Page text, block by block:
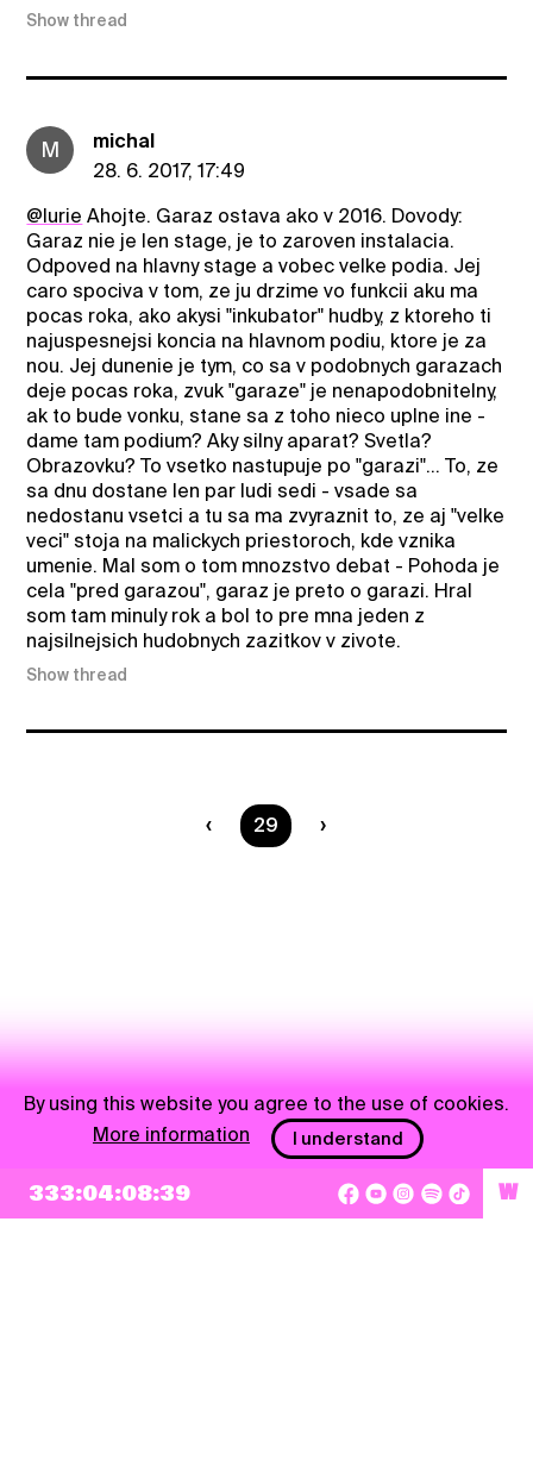
Show thread
M
michal
28. 6. 2017, 17:49
@lurie Ahojte. Garaz ostava ako v 2016. Dovody:
Garaz nie je len stage, je to zaroven instalacia.
Odpoved na hlavny stage a vobec velke podia. Jej
caro spociva v tom, ze ju drzime vo funkcii aku ma
pocas roka, ako akysi "inkubator" hudby, z ktoreho ti
najuspesnejsi koncia na hlavnom podiu, ktore je za
nou. Jej dunenie je tym, co sa v podobnych garazach
deje pocas roka, zvuk "garaze" je nenapodobnitelny,
ak to bude vonku, stane sa z toho nieco uplne ine -
dame tam podium? Aky silny aparat? Svetla?
Obrazovku? To vsetko nastupuje po "garazi"... To, ze
sa dnu dostane len par ludi sedi - vsade sa
nedostanu vsetci a tu sa ma zvyraznit to, ze aj "velke
veci" stoja na malickych priestoroch, kde vznika
umenie. Mal som o tom mnozstvo debat - Pohoda je
cela "pred garazou", garaz je preto o garazi. Hral
som tam minuly rok a bol to pre mna jeden z
najsilnejsich hudobnych zazitkov v zivote.
Show thread
You are on page
29
333:04:08:39 W
By using this website you agree to the use of cookies.
More information
I understand